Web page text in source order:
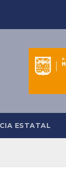
ESTATAL